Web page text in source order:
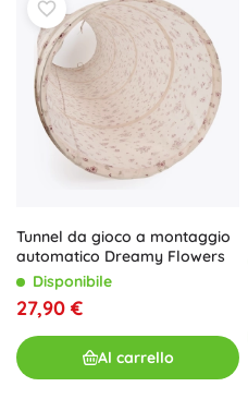
Tunnel da gioco a montaggio
automatico Dreamy Flowers
Disponibile
27,90 €
Al carrello